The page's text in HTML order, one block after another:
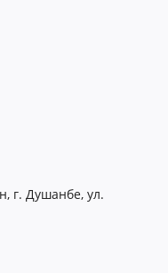
г. Душанбе, ул.